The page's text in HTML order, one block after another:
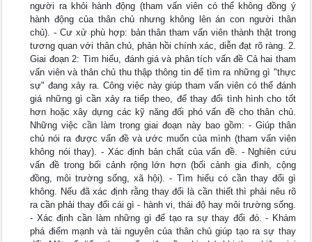
người ra khỏi hành động (tham vấn viên có thể không đồng ý
hành động của thân chủ nhưng không lên án con người thân
chủ). - Cư xử phù hợp: bản thân tham vấn viên thành thật trong
tương quan với thân chủ, phản hồi chính xác, diễn đạt rõ ràng. 2.
Giai đoạn 2: Tìm hiểu, đánh giá và phân tích vấn đề Cả hai tham
vấn viên và thân chủ thu thập thông tin để tìm ra những gì "thực
sự" đang xảy ra. Công việc này giúp tham vấn viên có thể đánh
giá những gì cần xảy ra tiếp theo, để thay đổi tình hình cho tốt
hơn hoặc xây dựng các kỹ năng đối phó vấn đề cho thân chủ.
Những việc cần làm trong giai đoạn này bao gồm: - Giúp thân
chủ nói ra được vấn đề và ước muốn của mình (tham vấn viên
không nói thay). - Xác định bản chất của vấn đề. - Nghiên cứu
vấn đề trong bối cảnh rộng lớn hơn (bối cảnh gia đình, cộng
đồng, môi trường sống, xã hội). - Tìm hiểu có cần thay đổi gì
không. Nếu đã xác định rằng thay đổi là cần thiết thì phải nêu rõ
ra cần phải thay đổi cái gì - hành vi, thái độ hay môi trường sống.
- Xác định cần làm những gì để tạo ra sự thay đổi đó. - Khám
phá điểm mạnh và tài nguyên của thân chủ giúp tạo ra sự thay